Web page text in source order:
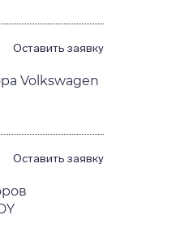
Оставить заявку
Volkswagen
Оставить заявку